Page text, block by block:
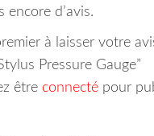
encore d’avis.
à laisser votre
Pressure Gauge”
être connecté pour